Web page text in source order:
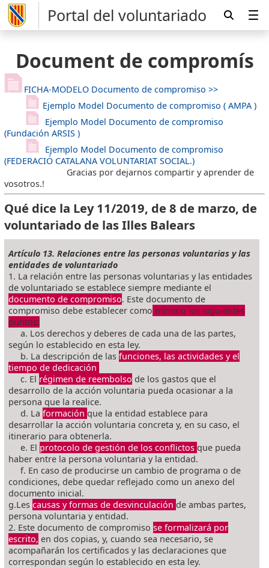
Portal del voluntariado
Document de compromís
FICHA-MODELO Documento de compromiso >>
Ejemplo Model Documento de compromiso ( AMPA )
Ejemplo Model Documento de compromiso
(Fundación ARSIS )
Ejemplo Model Documento de compromiso
(FEDERACIÓ CATALANA VOLUNTARIAT SOCIAL.)
Gracias por dejarnos compartir y aprender de
vosotros.!
Qué dice la Ley 11/2019, de 8 de marzo, de
voluntariado de las Illes Balears
Artículo 13. Relaciones entre las personas voluntarias y las
entidades de voluntariado
1. La relación entre las personas voluntarias y las entidades
de voluntariado se establece siempre mediante el
documento de compromiso. Este documento de
compromiso debe establecer como mínimo los siguientes
puntos:
a. Los derechos y deberes de cada una de las partes,
según lo establecido en esta ley.
b. La descripción de lasfunciones, las actividades y el
tiempo de dedicación.
c. El régimen de reembolso de los gastos que el
desarrollo de la acción voluntaria pueda ocasionar a la
persona que la realice.
d. Laformación que la entidad establece para
desarrollar la acción voluntaria concreta y, en su caso, el
itinerario para obtenerla.
e. El protocolo de gestión de los conflictosque pueda
haber entre la persona voluntaria y la entidad.
f. En caso de producirse un cambio de programa o de
condiciones, debe quedar reflejado como un anexo del
documento inicial.
g.Lescausas y formas de desvinculación de ambas partes,
persona voluntaria y entidad.
2. Este documento de compromisose formalizará por
escrito, en dos copias, y, cuando sea necesario, se
acompañarán los certificados y las declaraciones que
correspondan según lo establecido en esta ley.